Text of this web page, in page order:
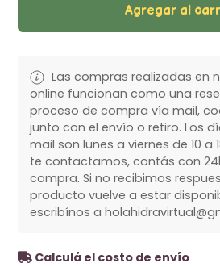
Agregar al
Las compras realizadas en
online funcionan como una
proceso de compra vía mail,
junto con el envío o retiro. Los
mail son lunes a viernes de 10 a
te contactamos, contás con
compra. Si no recibimos
producto vuelve a estar
escribínos a
Calculá el costo de envío